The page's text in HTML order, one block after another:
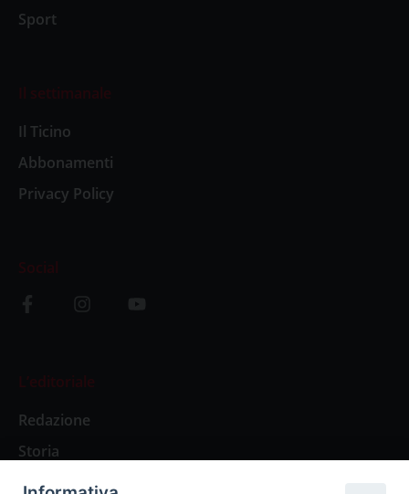
Sport
Il settimanale
Il Ticino
Abbonamenti
Privacy Policy
Social
L’editoriale
Redazione
Storia